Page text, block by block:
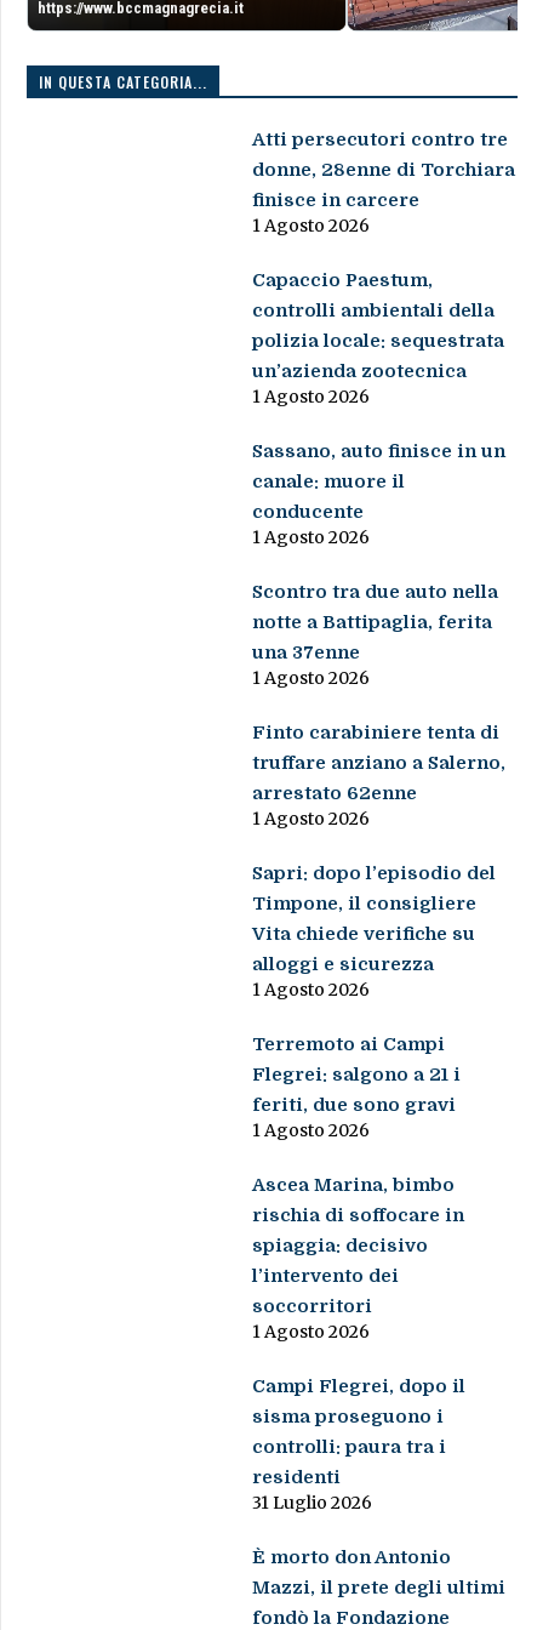
https://www.bccmagnagrecia.it
IN QUESTA CATEGORIA...
Atti persecutori contro tre
donne, 28enne di Torchiara
finisce in carcere
1 Agosto 2026
Capaccio Paestum,
controlli ambientali della
polizia locale: sequestrata
un’azienda zootecnica
1 Agosto 2026
Sassano, auto finisce in un
canale: muore il
conducente
1 Agosto 2026
Scontro tra due auto nella
notte a Battipaglia, ferita
una 37enne
1 Agosto 2026
Finto carabiniere tenta di
truffare anziano a Salerno,
arrestato 62enne
1 Agosto 2026
Sapri: dopo l’episodio del
Timpone, il consigliere
Vita chiede verifiche su
alloggi e sicurezza
1 Agosto 2026
Terremoto ai Campi
Flegrei: salgono a 21 i
feriti, due sono gravi
1 Agosto 2026
Ascea Marina, bimbo
rischia di soffocare in
spiaggia: decisivo
l’intervento dei
soccorritori
1 Agosto 2026
Campi Flegrei, dopo il
sisma proseguono i
controlli: paura tra i
residenti
31 Luglio 2026
È morto don Antonio
Mazzi, il prete degli ultimi
fondò la Fondazione